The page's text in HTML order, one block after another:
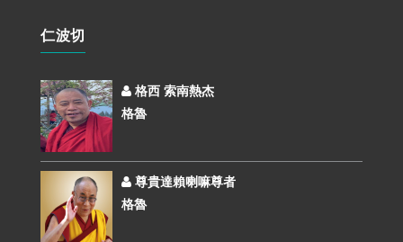
仁波切
格西 索南熱杰
格魯
尊貴達賴喇嘛尊者
格魯